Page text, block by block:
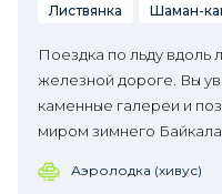
Листвянка Шаман-
Поездка по льду вдоль
железной дороге. Вы
каменные галереи и
миром зимнего Байкала.
Аэролодка (хивус)